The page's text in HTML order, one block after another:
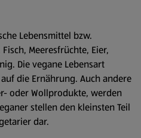
Lebensmittel bzw.
Meeresfrüchte, Eier,
Die vegane Lebensart
die Ernährung. Auch andere
oder Wollprodukte, werden
stellen den kleinsten Teil
dar.